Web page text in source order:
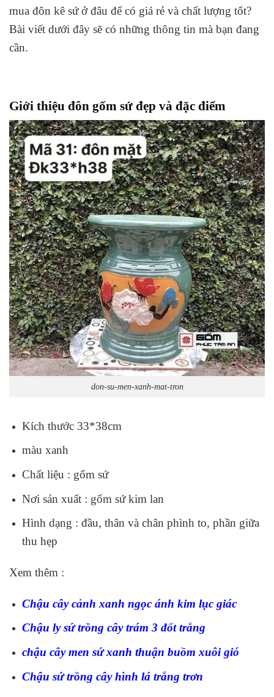
mua đôn kê sứ ở đâu để có giá rẻ và chất lượng tốt?
Bài viết dưới đây sẽ có những thông tin mà bạn đang
cần.
Giới thiệu đôn gốm sứ đẹp và đặc điểm
don-su-men-xanh-mat-tron
Kích thước 33*38cm
màu xanh
Chất liệu : gốm sứ
Nơi sản xuất : gốm sứ kim lan
Hình dạng : đầu, thân và chân phình to, phần giữa
thu hẹp
Xem thêm :
Chậu cây cảnh xanh ngọc ánh kim lục giác
Chậu ly sứ trồng cây trám 3 đốt trắng
chậu cây men sứ xanh thuận buồm xuôi gió
Chậu sứ trồng cây hình lá trắng trơn